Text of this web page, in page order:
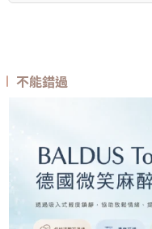
不能錯過